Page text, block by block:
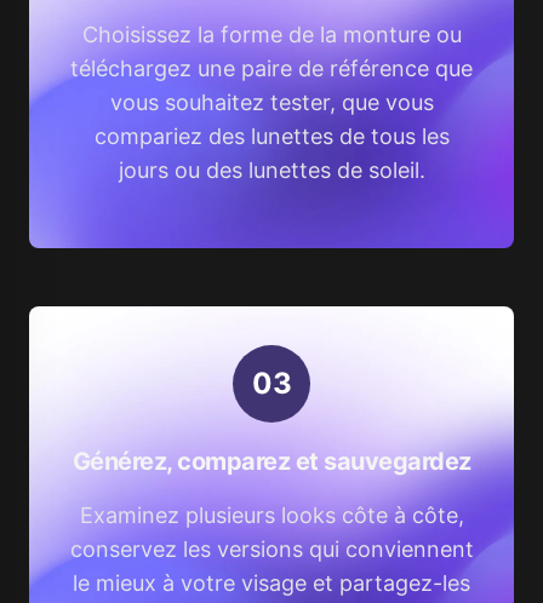
Choisissez la forme de la monture ou
téléchargez une paire de référence que
vous souhaitez tester, que vous
compariez des lunettes de tous les
jours ou des lunettes de soleil.
03
Générez, comparez et sauvegardez
Examinez plusieurs looks côte à côte,
conservez les versions qui conviennent
le mieux à votre visage et partagez-les